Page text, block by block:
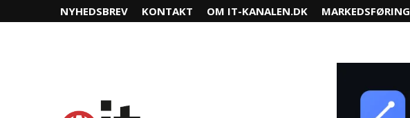
NYHEDSBREV KONTAKT OM IT-KANALEN.DK MARKEDSFØRING